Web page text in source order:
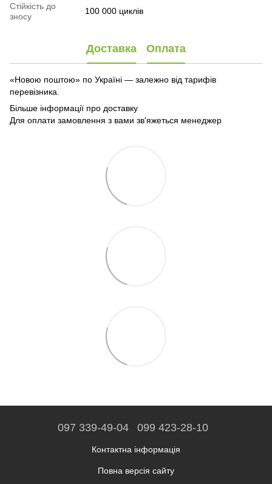
Стійкість до
зносу
100 000 циклів
Доставка Оплата
«Новою поштою» по Україні — залежно від тарифів
перевізника.
Більше інформації про доставку
Для оплати замовлення з вами зв'яжеться менеджер
097 339-49-04 099 423-28-10
Контактна інформація
Повна версія сайту